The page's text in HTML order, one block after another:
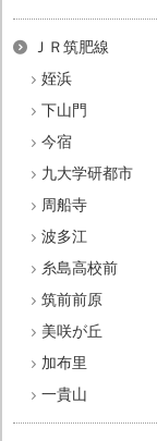
ＪＲ筑肥線
姪浜
下山門
今宿
九大学研都市
周船寺
波多江
糸島高校前
筑前前原
美咲が丘
加布里
一貴山